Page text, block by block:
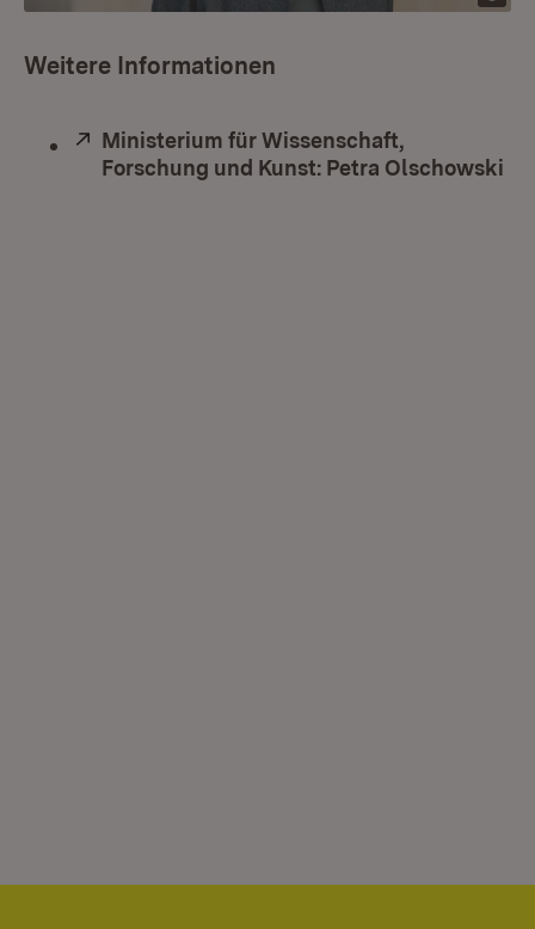
Weitere Informationen
Extern:
Ministerium für Wissenschaft,
Forschung und Kunst: Petra Olschowski